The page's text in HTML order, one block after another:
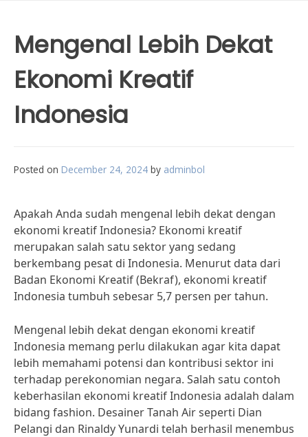
Mengenal Lebih Dekat
Ekonomi Kreatif
Indonesia
Posted on December 24, 2024 by adminbol
Apakah Anda sudah mengenal lebih dekat dengan
ekonomi kreatif Indonesia? Ekonomi kreatif
merupakan salah satu sektor yang sedang
berkembang pesat di Indonesia. Menurut data dari
Badan Ekonomi Kreatif (Bekraf), ekonomi kreatif
Indonesia tumbuh sebesar 5,7 persen per tahun.
Mengenal lebih dekat dengan ekonomi kreatif
Indonesia memang perlu dilakukan agar kita dapat
lebih memahami potensi dan kontribusi sektor ini
terhadap perekonomian negara. Salah satu contoh
keberhasilan ekonomi kreatif Indonesia adalah dalam
bidang fashion. Desainer Tanah Air seperti Dian
Pelangi dan Rinaldy Yunardi telah berhasil menembus